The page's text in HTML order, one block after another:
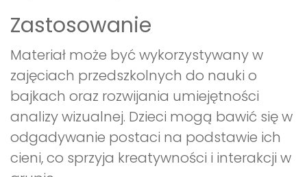
Zastosowanie
Materiał może być wykorzystywany w
zajęciach przedszkolnych do nauki o
bajkach oraz rozwijania umiejętności
analizy wizualnej. Dzieci mogą bawić się w
odgadywanie postaci na podstawie ich
cieni, co sprzyja kreatywności i interakcji w